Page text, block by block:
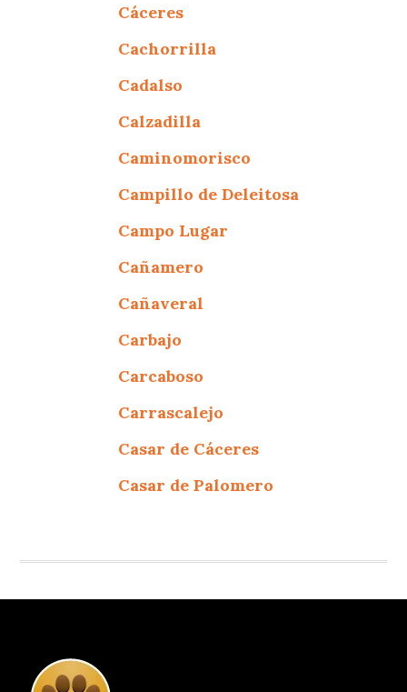
Cáceres
Cachorrilla
Cadalso
Calzadilla
Caminomorisco
Campillo de Deleitosa
Campo Lugar
Cañamero
Cañaveral
Carbajo
Carcaboso
Carrascalejo
Casar de Cáceres
Casar de Palomero